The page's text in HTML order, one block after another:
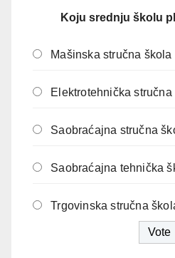
Koju srednju školu
Mašinska stručna škola
Elektrotehnička stručna
Saobraćajna stručna
Saobraćajna tehnička
Trgovinska stručna